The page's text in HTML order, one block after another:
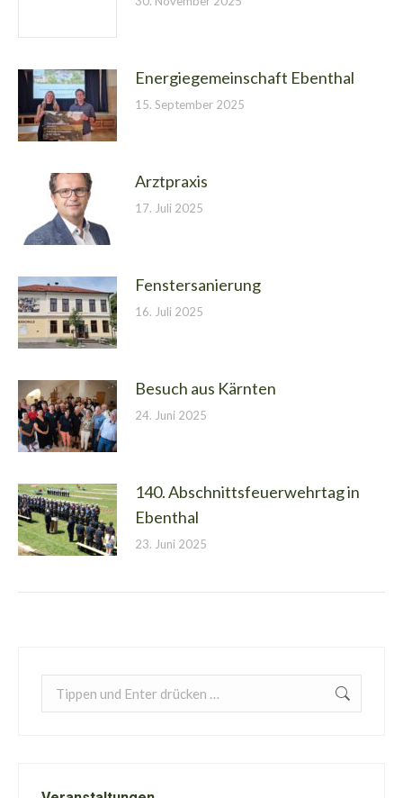
Energiegemeinschaft Ebenthal
15. September 2025
Arztpraxis
17. Juli 2025
Fenstersanierung
16. Juli 2025
Besuch aus Kärnten
24. Juni 2025
140. Abschnittsfeuerwehrtag in
Ebenthal
23. Juni 2025
Search: